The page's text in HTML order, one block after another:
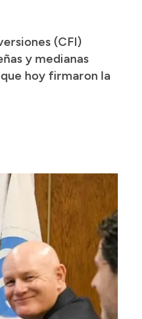
(CFI)
y medianas
hoy firmaron la